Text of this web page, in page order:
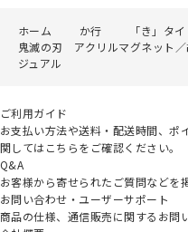
ホーム か行 「き」タ
鬼滅の刃 アクリルマグネット
ジュアル
ご利用ガイド
お支払い方法や送料・配送時間、ポ
関してはこちらをご確認ください。
Q&A
お客様から寄せられたご質問などを
お問い合わせ・ユーザーサポート
商品の仕様、通信販売に関するお問